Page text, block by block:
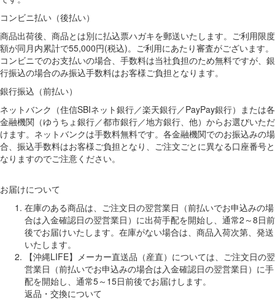
コンビニ払い（後払い）
商品出荷後、商品とは別に払込票ハガキを郵送いたします。ご利用限度
額が同月内累計で55,000円(税込)。ご利用にあたり審査がございます。
コンビニでのお支払いの場合、手数料は当社負担のため無料ですが、銀
行振込の場合のみ振込手数料はお客様ご負担となります。
銀行振込（前払い）
ネットバンク（住信SBIネット銀行／楽天銀行／PayPay銀行）または各
金融機関（ゆうちょ銀行／都市銀行／地方銀行、他）からお選びいただ
けます。ネットバンクは手数料無料です。各金融機関でのお振込みの場
合、振込手数料はお客様ご負担となり、ご注文ごとに異なる口座番号と
なりますのでご注意ください。
お届けについて
在庫のある商品は、ご注文日の翌営業日（前払いでお申込みの場
合は入金確認日の翌営業日）に出荷手配を開始し、通常2～8日前
後でお届けいたします。在庫がない場合は、商品入荷次第、発送
いたします。
【沖縄LIFE】メーカー直送品（産直）については、ご注文日の翌
営業日（前払いでお申込みの場合は入金確認日の翌営業日）に手
配を開始し、通常5～15日前後でお届けします。
返品・交換について